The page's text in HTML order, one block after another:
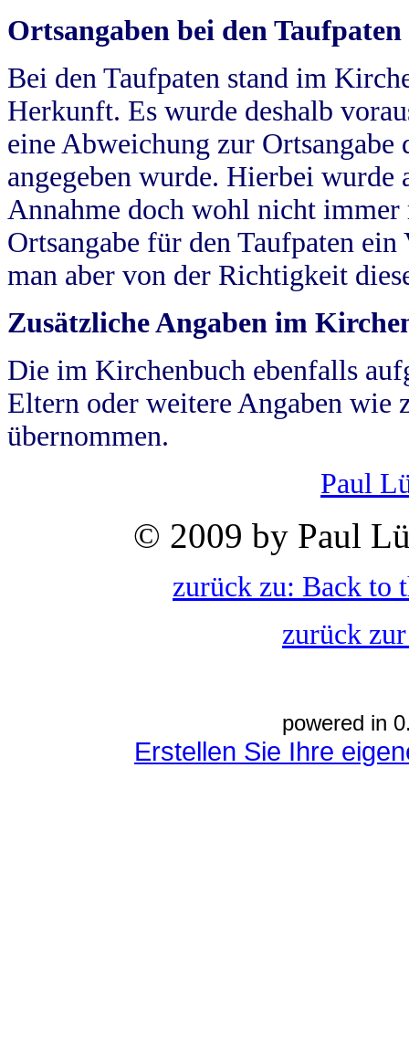
Ortsangaben bei den Taufpaten
Bei den Taufpaten stand im
Herkunft. Es wurde deshalb
eine Abweichung zur
angegeben wurde. Hierbei wurde
Annahme doch wohl nicht
Ortsangabe für den Taufpaten
man aber von der Richtigkeit
Zusätzliche Angaben im
Die im Kirchenbuch ebenfalls
Eltern oder weitere Angaben wie
übernommen.
Paul
© 2009 by Paul
zurück zu: Back to
zurück
powered in
Erstellen Sie Ihre